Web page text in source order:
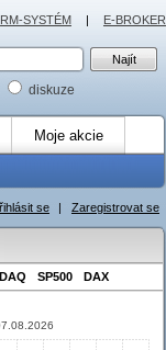
diskuze
Moje akcie
se | Zaregistrovat se
SP500 DAX
RM-SYSTÉM | E-BROKER